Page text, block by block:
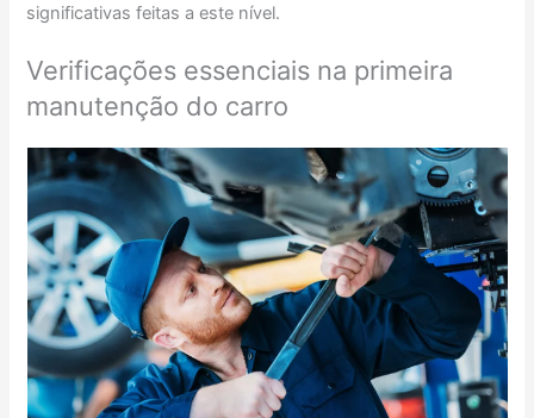
significativas feitas a este nível.
Verificações essenciais na primeira
manutenção do carro